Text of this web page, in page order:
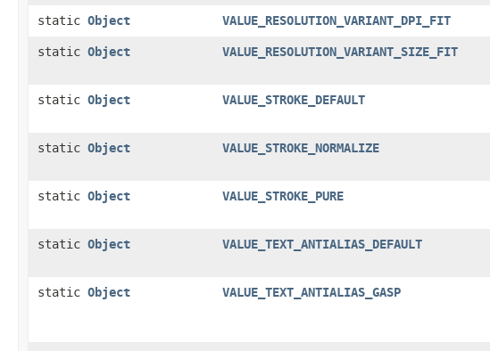
static Object VALUE_RESOLUTION_VARIANT_DPI_FIT
static Object VALUE_RESOLUTION_VARIANT_SIZE_FIT
static Object VALUE_STROKE_DEFAULT
static Object VALUE_STROKE_NORMALIZE
static Object VALUE_STROKE_PURE
static Object VALUE_TEXT_ANTIALIAS_DEFAULT
static Object VALUE_TEXT_ANTIALIAS_GASP